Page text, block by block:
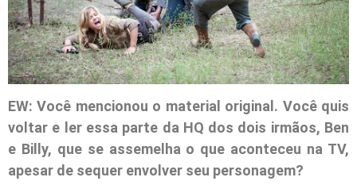
EW: Você mencionou o material original. Você quis
voltar e ler essa parte da HQ dos dois irmãos, Ben
e Billy, que se assemelha o que aconteceu na TV,
apesar de sequer envolver seu personagem?